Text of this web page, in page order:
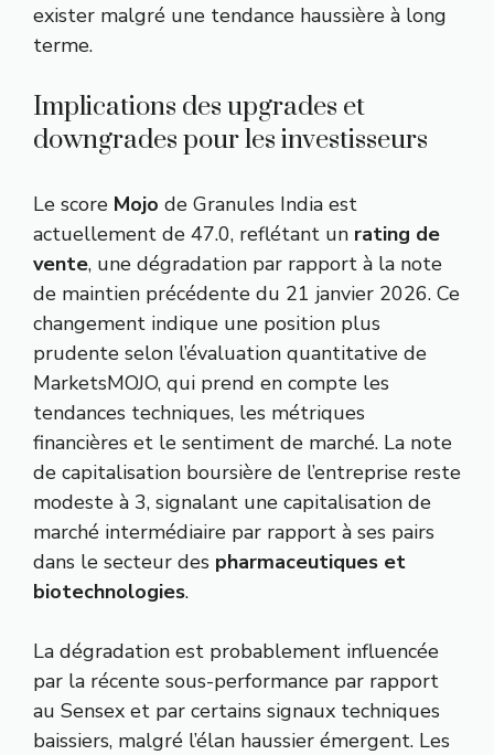
exister malgré une tendance haussière à long
terme.
Implications des upgrades et
downgrades pour les investisseurs
Le score Mojo de Granules India est
actuellement de 47.0, reflétant un rating de
vente, une dégradation par rapport à la note
de maintien précédente du 21 janvier 2026. Ce
changement indique une position plus
prudente selon l’évaluation quantitative de
MarketsMOJO, qui prend en compte les
tendances techniques, les métriques
financières et le sentiment de marché. La note
de capitalisation boursière de l’entreprise reste
modeste à 3, signalant une capitalisation de
marché intermédiaire par rapport à ses pairs
dans le secteur des pharmaceutiques et
biotechnologies.
La dégradation est probablement influencée
par la récente sous-performance par rapport
au Sensex et par certains signaux techniques
baissiers, malgré l’élan haussier émergent. Les